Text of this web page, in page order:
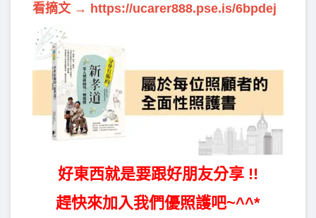
看摘文 → https://ucarer888.pse.is/6bpdej
好東西就是要跟好朋友分享 !!
趕快來加入我們優照護吧~^^*